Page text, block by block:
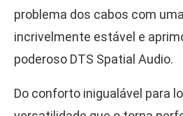
problema dos cabos com
incrivelmente estável e
poderoso DTS Spatial Audio.
Do conforto inigualável para